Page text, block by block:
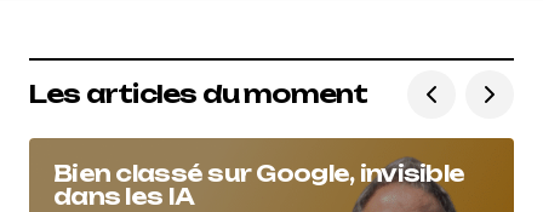
Les articles du moment
Bien classé sur Google, invisible
dans les IA